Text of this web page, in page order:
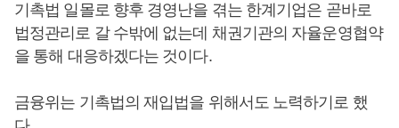
기촉법 일몰로 향후 경영난을 겪는 한계기업은 곧바로
법정관리로 갈 수밖에 없는데 채권기관의 자율운영협약
을 통해 대응하겠다는 것이다.
금융위는 기촉법의 재입법을 위해서도 노력하기로 했